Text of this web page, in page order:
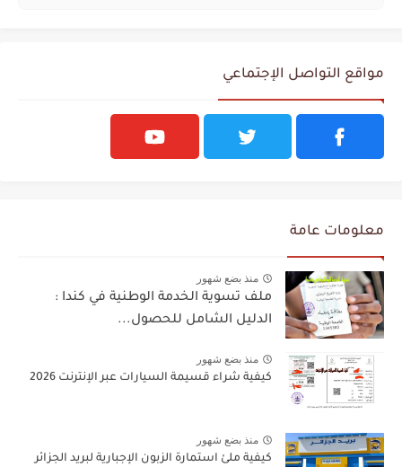
مواقع التواصل الإجتماعي
معلومات عامة
منذ بضع شهور
ملف تسوية الخدمة الوطنية في كندا :
الدليل الشامل للحصول...
منذ بضع شهور
كيفية شراء قسيمة السيارات عبر الإنترنت 2026
منذ بضع شهور
كيفية ملئ استمارة الزبون الإجبارية لبريد الجزائر